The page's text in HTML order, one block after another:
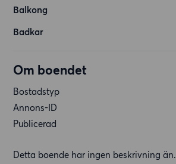
Balkong
Badkar
Om boendet
Bostadstyp
Annons-ID
Publicerad
Detta boende har ingen beskrivning än.